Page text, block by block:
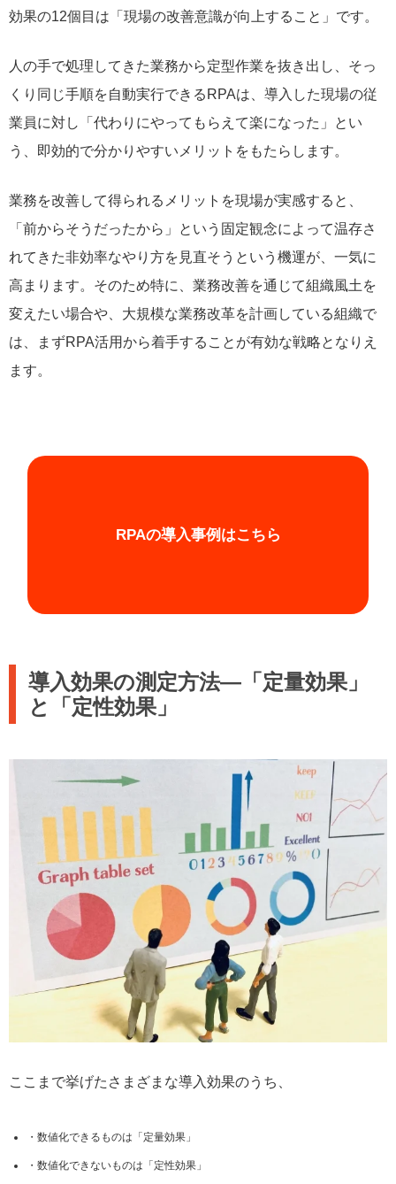
効果の12個目は「現場の改善意識が向上すること」です。
人の手で処理してきた業務から定型作業を抜き出し、そっ
くり同じ手順を自動実行できるRPAは、導入した現場の従
業員に対し「代わりにやってもらえて楽になった」とい
う、即効的で分かりやすいメリットをもたらします。
業務を改善して得られるメリットを現場が実感すると、
「前からそうだったから」という固定観念によって温存さ
れてきた非効率なやり方を見直そうという機運が、一気に
高まります。そのため特に、業務改善を通じて組織風土を
変えたい場合や、大規模な業務改革を計画している組織で
は、まずRPA活用から着手することが有効な戦略となりえ
ます。
RPAの導入事例はこちら
導入効果の測定方法―「定量効果」
と「定性効果」
ここまで挙げたさまざまな導入効果のうち、
数値化できるものは「定量効果」
数値化できないものは「定性効果」